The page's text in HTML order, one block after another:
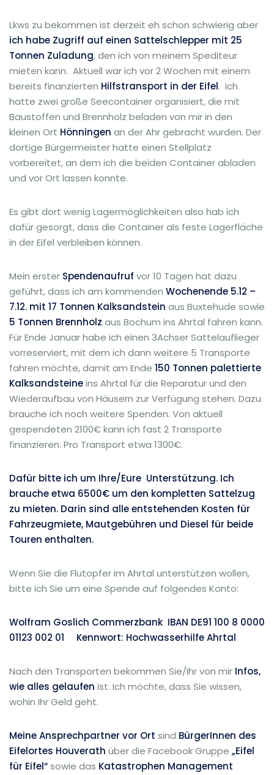
Lkws zu bekommen ist derzeit eh schon schwierig aber
ich habe Zugriff auf einen Sattelschlepper mit 25
Tonnen Zuladung, den ich von meinem Spediteur
mieten kann. Aktuell war ich vor 2 Wochen mit einem
bereits finanzierten Hilfstransport in der Eifel. Ich
hatte zwei große Seecontainer organisiert, die mit
Baustoffen und Brennholz beladen von mir in den
kleinen Ort Hönningen an der Ahr gebracht wurden. Der
dortige Bürgermeister hatte einen Stellplatz
vorbereitet, an dem ich die beiden Container abladen
und vor Ort lassen konnte.
Es gibt dort wenig Lagermöglichkeiten also hab ich
dafür gesorgt, dass die Container als feste Lagerfläche
in der Eifel verbleiben können.
Mein erster Spendenaufruf vor 10 Tagen hat dazu
geführt, dass ich am kommenden Wochenende 5.12 –
7.12. mit 17 Tonnen Kalksandstein aus Buxtehude sowie
5 Tonnen Brennholz aus Bochum ins Ahrtal fahren kann.
Für Ende Januar habe ich einen 3Achser Sattelauflieger
vorreserviert, mit dem ich dann weitere 5 Transporte
fahren möchte, damit am Ende 150 Tonnen palettierte
Kalksandsteineins Ahrtal für die Reparatur und den
Wiederaufbau von Häusern zur Verfügung stehen. Dazu
brauche ich noch weitere Spenden. Von aktuell
gespendeten 2100€ kann ich fast 2 Transporte
finanzieren. Pro Transport etwa 1300€.
Dafür bitte ich um Ihre/Eure Unterstützung. Ich
brauche etwa 6500€ um den kompletten Sattelzug
zu mieten. Darin sind alle entstehenden Kosten für
Fahrzeugmiete, Mautgebühren und Diesel für beide
Touren enthalten.
Wenn Sie die Flutopfer im Ahrtal unterstützen wollen,
bitte ich Sie um eine Spende auf folgendes Konto:
Wolfram Goslich Commerzbank IBAN DE91 100 8 0000
01123 002 01 Kennwort: Hochwasserhilfe Ahrtal
Nach den Transporten bekommen Sie/Ihr von mir Infos,
wie alles gelaufen ist. Ich möchte, dass Sie wissen,
wohin Ihr Geld geht.
MeineAnsprechpartner vor Ort sind BürgerInnen des
Eifelortes Houverath über die Facebook Gruppe „Eifel
für Eifel“sowie das Katastrophen Management